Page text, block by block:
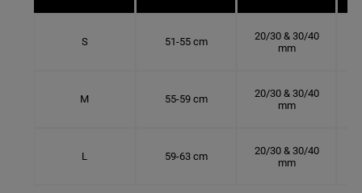
S 51-55 cm
20/30 & 30/40
mm
M 55-59 cm
20/30 & 30/40
mm
L 59-63 cm
20/30 & 30/40
mm